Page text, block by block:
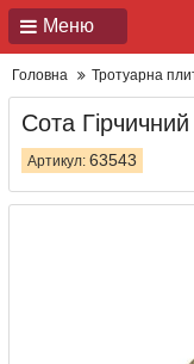
Меню
Головна Тротуарна
Сота Гірчичний
Артикул: 63543